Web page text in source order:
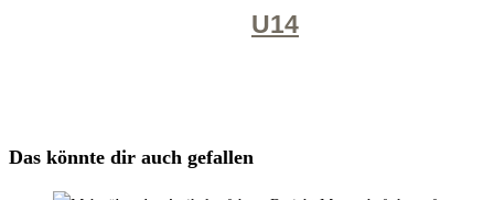
U14
Das könnte dir auch gefallen